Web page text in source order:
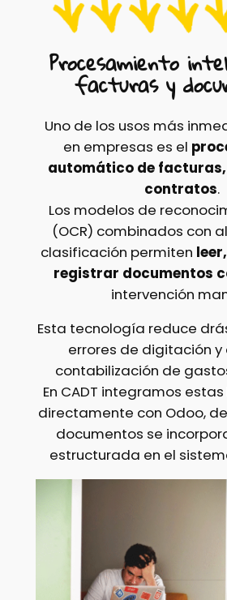
Procesamiento
facturas y
Uno de los usos más
en empresas es el
automático de
contratos.
Los modelos de
(OCR) combinados con
clasificación permiten
registrar documentos
intervención
Esta tecnología reduce
errores de digitación
contabilización de
En CADT integramos
directamente con Odoo,
documentos se
estructurada en el